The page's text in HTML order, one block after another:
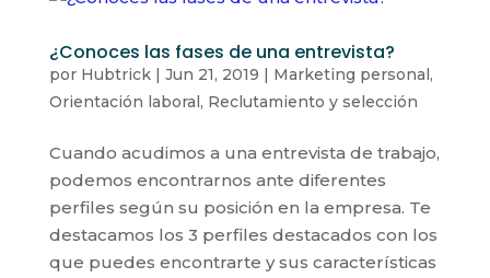
¿Conoces las fases de una entrevista?
por Hubtrick| Jun 21, 2019 | Marketing personal,
Orientación laboral, Reclutamiento y selección
Cuando acudimos a una entrevista de trabajo,
podemos encontrarnos ante diferentes
perfiles según su posición en la empresa. Te
destacamos los 3 perfiles destacados con los
que puedes encontrarte y sus características